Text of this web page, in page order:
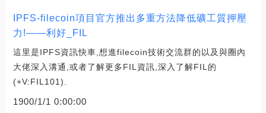
IPFS-filecoin項目官方推出多重方法降低礦工質押壓
力!——利好_FIL
這里是IPFS資訊快車,想進filecoin技術交流群的以及與圈內
大佬深入溝通,或者了解更多FIL資訊,深入了解FIL的
(+V:FIL101).
1900/1/1 0:00:00